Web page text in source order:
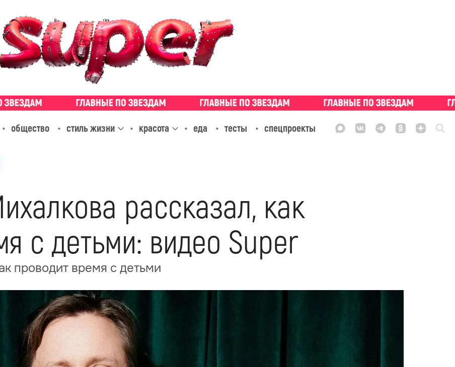
общество стиль жизни красота еда тесты спецпроекты
рассказал, как
с детьми: видео Super
проводит время с детьми